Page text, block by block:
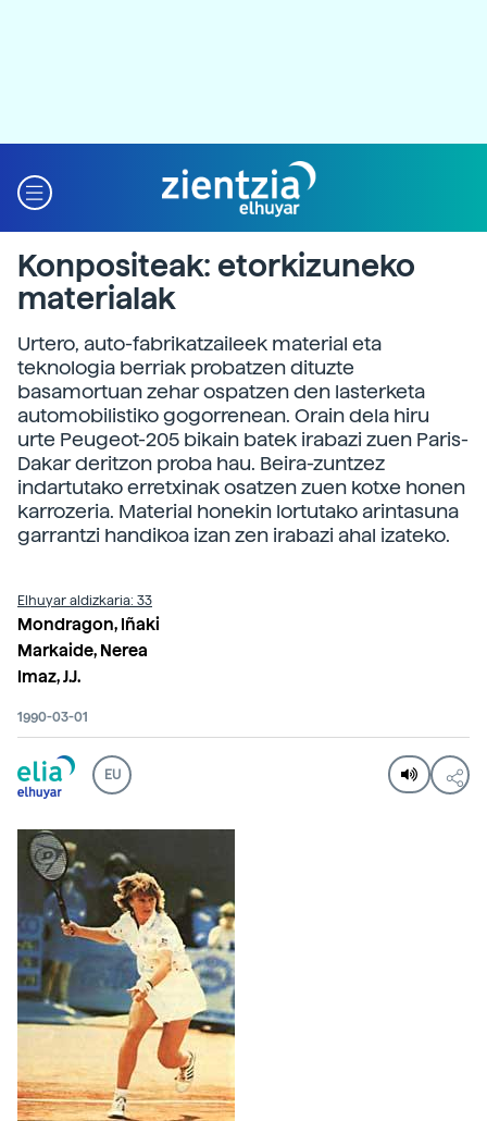
Konpositeak: etorkizuneko
materialak
Urtero, auto-fabrikatzaileek material eta
teknologia berriak probatzen dituzte
basamortuan zehar ospatzen den lasterketa
automobilistiko gogorrenean. Orain dela hiru
urte Peugeot-205 bikain batek irabazi zuen Paris-
Dakar deritzon proba hau. Beira-zuntzez
indartutako erretxinak osatzen zuen kotxe honen
karrozeria. Material honekin lortutako arintasuna
garrantzi handikoa izan zen irabazi ahal izateko.
Elhuyar aldizkaria: 33
Mondragon, Iñaki
Markaide, Nerea
Imaz, J.J.
1990-03-01
EU